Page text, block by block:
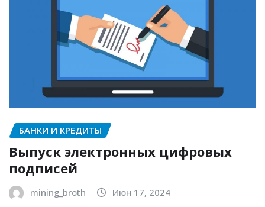
БАНКИ И КРЕДИТЫ
Выпуск электронных цифровых
подписей
mining_broth Июн 17, 2024